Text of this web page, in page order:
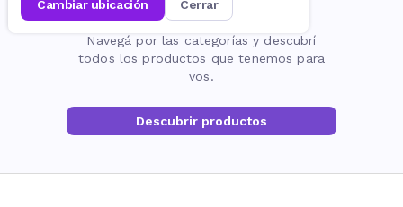
cambiar ubicación cerrar
La página no existe
Navegá por las categorías y descubrí
todos los productos que tenemos para
vos.
Descubrir productos